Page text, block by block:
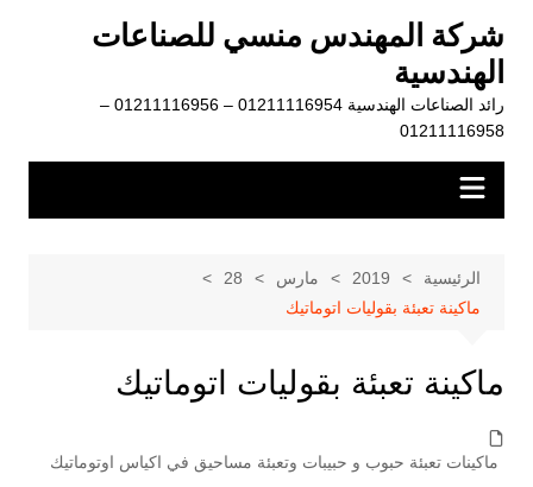
المحتوى
شركة المهندس منسي للصناعات
الهندسية
رائد الصناعات الهندسية 01211116954 – 01211116956 –
01211116958
الرئيسية 2019 مارس
28
ماكينة تعبئة بقوليات اتوماتيك
ماكينة تعبئة بقوليات اتوماتيك
ماكينات تعبئة حبوب و حبيبات وتعبئة مساحيق في اكياس اوتوماتيك